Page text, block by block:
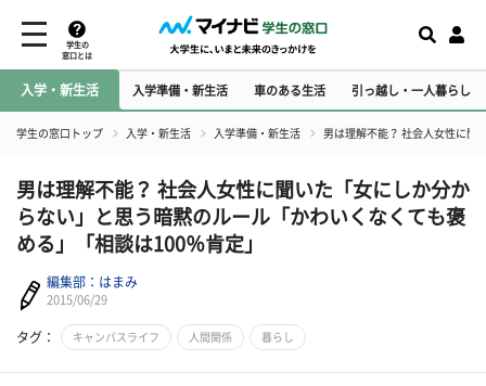
学生の
窓口とは
入学・新生活 入学準備・新生活 車のある生活 引っ越し・一人暮らし
学生の窓口トップ 入学・新生活 入学準備・新生活 男は理解不能？ 社会人女性に聞
​男は理解不能？ 社会人女性に聞いた「女にしか分か
らない」と思う暗黙のルール「かわいくなくても褒
める」「相談は100％肯定」
編集部：はまみ
2015/06/29
タグ： キャンパスライフ 人間関係 暮らし